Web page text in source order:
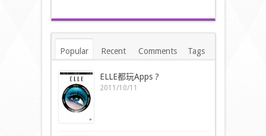
Popular Recent Comments Tags
ELLE都玩Apps ?
2011/10/11